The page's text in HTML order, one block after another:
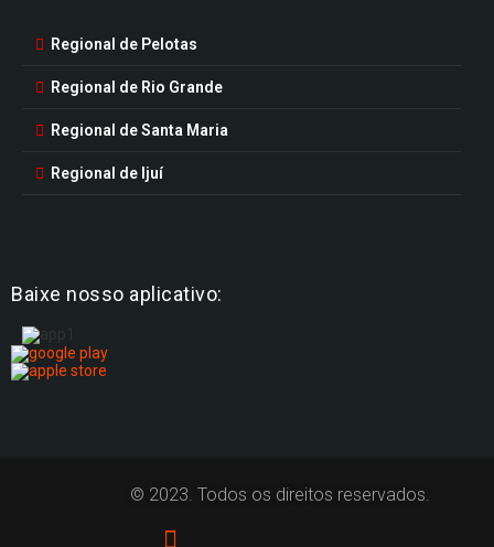
Regional de Pelotas
Regional de Rio Grande
Regional de Santa Maria
Regional de Ijuí
Baixe nosso aplicativo:
© 2023. Todos os direitos reservados.